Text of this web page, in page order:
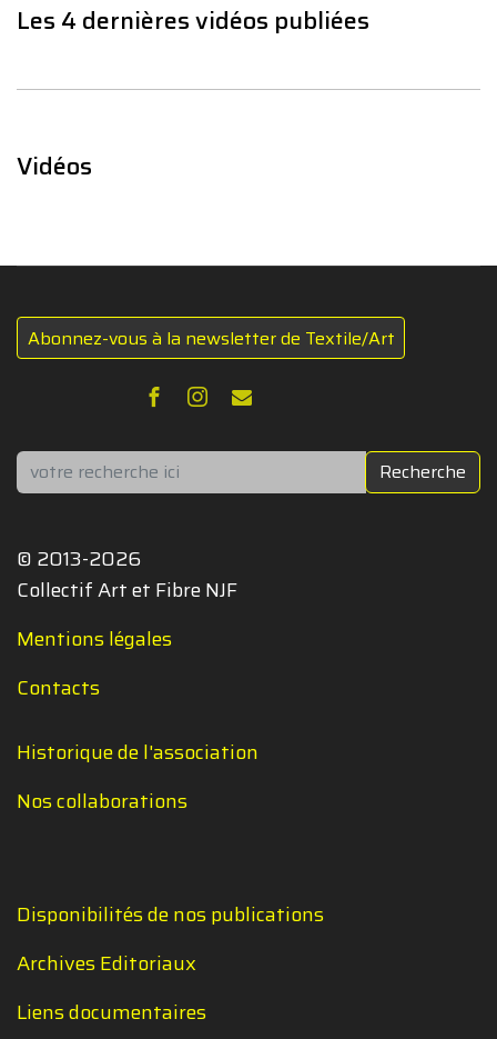
Les 4 dernières vidéos publiées
Vidéos
Abonnez-vous à la newsletter de Textile/Art
Rechercher Recherche
© 2013-2026
Collectif Art et Fibre NJF
Mentions légales
Contacts
Historique de l'association
Nos collaborations
Disponibilités de nos publications
Archives Editoriaux
Liens documentaires